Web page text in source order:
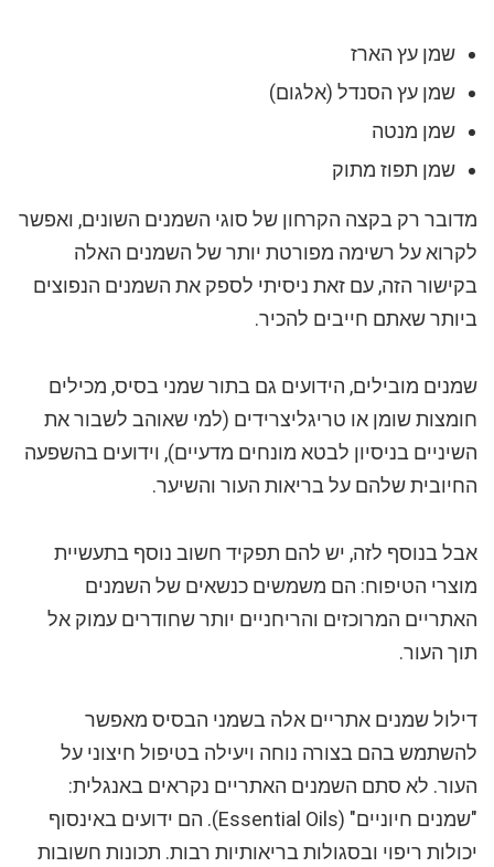
שמן עץ הארז
שמן עץ הסנדל (אלגום)
שמן מנטה
שמן תפוז מתוק
מדובר רק בקצה הקרחון של סוגי השמנים השונים, ואפשר
לקרוא על רשימה מפורטת יותר של השמנים האלה
בקישור הזה, עם זאת ניסיתי לספק את השמנים הנפוצים
ביותר שאתם חייבים להכיר.
שמנים מובילים, הידועים גם בתור שמני בסיס, מכילים
חומצות שומן או טריגליצרידים (למי שאוהב לשבור את
השיניים בניסיון לבטא מונחים מדעיים), וידועים בהשפעה
החיובית שלהם על בריאות העור והשיער.
אבל בנוסף לזה, יש להם תפקיד חשוב נוסף בתעשיית
מוצרי הטיפוח: הם משמשים כנשאים של השמנים
האתריים המרוכזים והריחניים יותר שחודרים עמוק אל
תוך העור.
דילול שמנים אתריים אלה בשמני הבסיס מאפשר
להשתמש בהם בצורה נוחה ויעילה בטיפול חיצוני על
העור. לא סתם השמנים האתריים נקראים באנגלית:
"שמנים חיוניים" (Essential Oils). הם ידועים באינסוף
יכולות ריפוי ובסגולות בריאותיות רבות. תכונות חשובות